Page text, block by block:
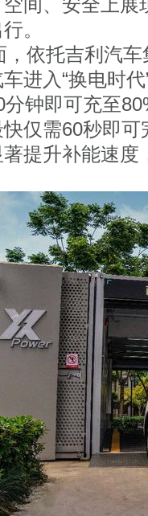
间、安全上
。
，依托吉利汽
进入“换电时
钟即可充至
仅需60秒即
提升补能速